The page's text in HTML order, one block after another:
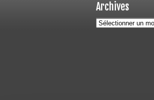
Archives
Archives